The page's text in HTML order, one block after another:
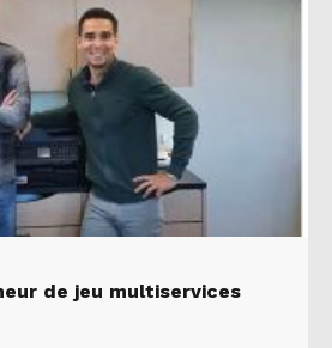
de jeu multiservices